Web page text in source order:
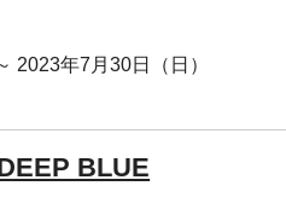
2023年7月30日（日）
BLUE